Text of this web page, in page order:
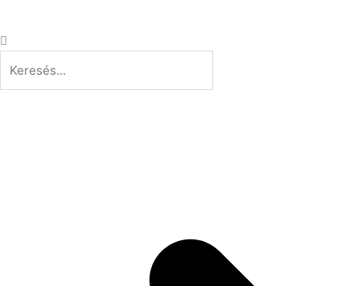
Keresés